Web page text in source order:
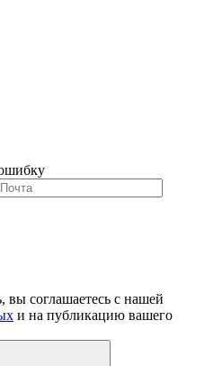
соглашаетесь с нашей
и на публикацию вашего